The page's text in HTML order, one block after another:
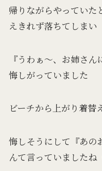
帰りながらやっていた
えきれず落ちてしまい
『うわぁ～、お姉さ
悔しがっていました
ビーチから上がり着替
悔しそうにして『あの
んて言っていましたね